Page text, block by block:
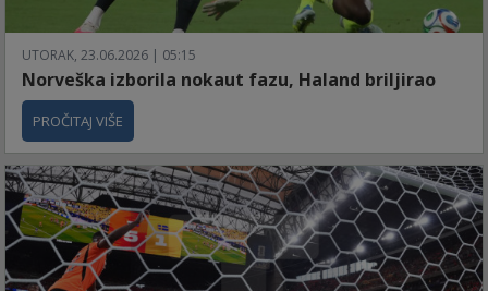
UTORAK, 23.06.2026 | 05:15
Norveška izborila nokaut fazu, Haland briljirao
PROČITAJ VIŠE